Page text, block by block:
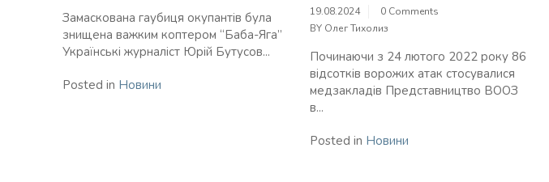
Замаскована гаубиця окупантів була
знищена важким коптером “Баба-Яга”
Українські журналіст Юрій Бутусов...
Posted in Новини
19.08.2024
0 Comments
BY Олег Тихолиз
Починаючи з 24 лютого 2022 року 86
відсотків ворожих атак стосувалися
медзакладів Представництво ВООЗ
в...
Posted in Новини